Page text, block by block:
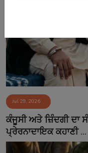
Jul 29, 2026
ਕੰਜੂਸੀ ਅਤੇ ਜ਼ਿੰਦਗੀ ਦਾ
ਪ੍ਰੇਰਨਾਦਾਇਕ ਕਹਾਣੀ ...